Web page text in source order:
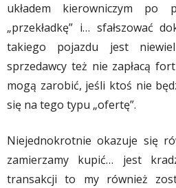
układem kierowniczym po
„przekładkę” i… sfałszować
takiego pojazdu jest
sprzedawcy też nie zapłacą
mogą zarobić, jeśli ktoś nie
się na tego typu „ofertę”.
Niejednokrotnie okazuje się
zamierzamy kupić… jest
transakcji to my również